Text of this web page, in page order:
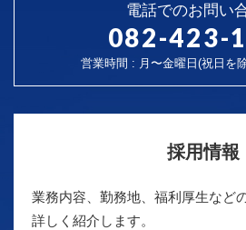
電話でのお問い
082-423-
営業時間 : 月〜金曜日(祝日を
採用情報
業務内容、勤務地、福利厚生など
詳しく紹介します。